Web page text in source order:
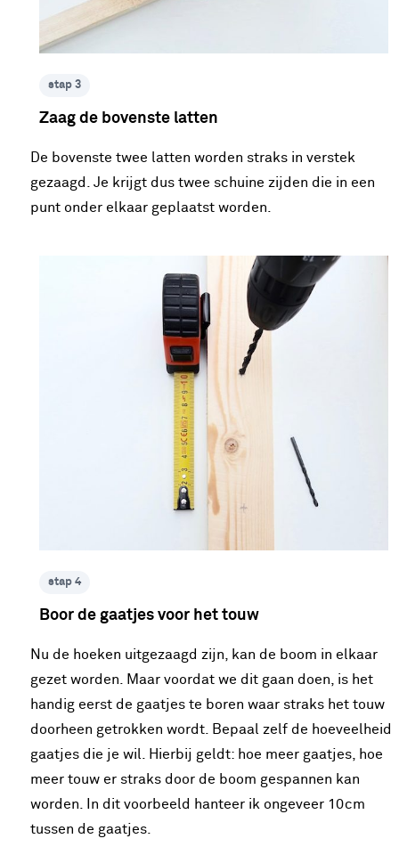
stap 3
Zaag de bovenste latten
De bovenste twee latten worden straks in verstek
gezaagd. Je krijgt dus twee schuine zijden die in een
punt onder elkaar geplaatst worden.
stap 4
Boor de gaatjes voor het touw
Nu de hoeken uitgezaagd zijn, kan de boom in elkaar
gezet worden. Maar voordat we dit gaan doen, is het
handig eerst de gaatjes te boren waar straks het touw
doorheen getrokken wordt. Bepaal zelf de hoeveelheid
gaatjes die je wil. Hierbij geldt: hoe meer gaatjes, hoe
meer touw er straks door de boom gespannen kan
worden. In dit voorbeeld hanteer ik ongeveer 10cm
tussen de gaatjes.